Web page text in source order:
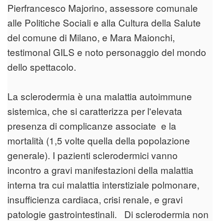
Pierfrancesco Majorino, assessore comunale
alle Politiche Sociali e alla Cultura della Salute
del comune di Milano, e Mara Maionchi,
testimonal GILS e noto personaggio del mondo
dello spettacolo.
La sclerodermia è una malattia autoimmune
sistemica, che si caratterizza per l'elevata
presenza di complicanze associate e la
mortalità (1,5 volte quella della popolazione
generale). I pazienti sclerodermici vanno
incontro a gravi manifestazioni della malattia
interna tra cui malattia interstiziale polmonare,
insufficienza cardiaca, crisi renale, e gravi
patologie gastrointestinali. Di sclerodermia non